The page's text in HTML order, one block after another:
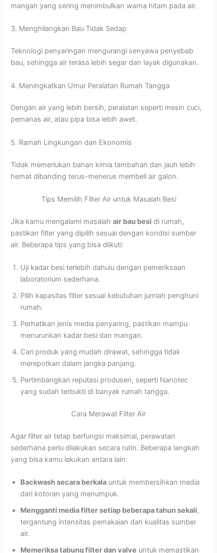
mangan yang sering menimbulkan warna hitam pada air.
3. Menghilangkan Bau Tidak Sedap
Teknologi penyaringan mengurangi senyawa penyebab
bau, sehingga air terasa lebih segar dan layak digunakan.
4. Meningkatkan Umur Peralatan Rumah Tangga
Dengan air yang lebih bersih, peralatan seperti mesin cuci,
pemanas air, atau pipa bisa lebih awet.
5. Ramah Lingkungan dan Ekonomis
Tidak memerlukan bahan kimia tambahan dan jauh lebih
hemat dibanding terus-menerus membeli air galon.
Tips Memilih Filter Air untuk Masalah Besi
Jika kamu mengalami masalahair bau besi di rumah,
pastikan filter yang dipilih sesuai dengan kondisi sumber
air. Beberapa tips yang bisa diikuti:
Uji kadar besi terlebih dahulu dengan pemeriksaan
laboratorium sederhana.
Pilih kapasitas filter sesuai kebutuhan jumlah penghuni
rumah.
Perhatikan jenis media penyaring, pastikan mampu
menurunkan kadar besi dan mangan.
Cari produk yang mudah dirawat, sehingga tidak
merepotkan dalam jangka panjang.
Pertimbangkan reputasi produsen, seperti Nanotec
yang sudah terbukti di banyak rumah tangga.
Cara Merawat Filter Air
Agar filter air tetap berfungsi maksimal, perawatan
sederhana perlu dilakukan secara rutin. Beberapa langkah
yang bisa kamu lakukan antara lain:
Backwash secara berkala untuk membersihkan media
dari kotoran yang menumpuk.
Mengganti media filter setiap beberapa tahun sekali,
tergantung intensitas pemakaian dan kualitas sumber
air.
Memeriksa tabung filter dan valve untuk memastikan